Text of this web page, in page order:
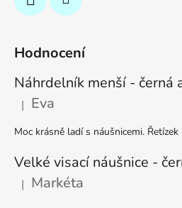
Hodnocení
Náhrdelník menší - černá
Hodnocení produktu je 5 z 5
| Eva
Moc krásně ladí s náušnicemi. Řetízek
Velké visací náušnice -
Hodnocení produktu je 5 z 5
| Markéta